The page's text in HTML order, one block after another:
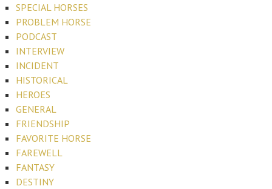
SPECIAL HORSES
PROBLEM HORSE
PODCAST
INTERVIEW
INCIDENT
HISTORICAL
HEROES
GENERAL
FRIENDSHIP
FAVORITE HORSE
FAREWELL
FANTASY
DESTINY